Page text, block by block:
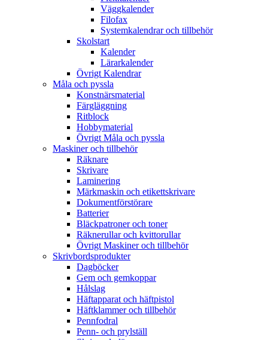
Väggkalender
Filofax
Systemkalendrar och tillbehör
Skolstart
Kalender
Lärarkalender
Övrigt Kalendrar
Måla och pyssla
Konstnärsmaterial
Färgläggning
Ritblock
Hobbymaterial
Övrigt Måla och pyssla
Maskiner och tillbehör
Räknare
Skrivare
Laminering
Märkmaskin och etikettskrivare
Dokumentförstörare
Batterier
Bläckpatroner och toner
Räknerullar och kvittorullar
Övrigt Maskiner och tillbehör
Skrivbordsprodukter
Dagböcker
Gem och gemkoppar
Hålslag
Häftapparat och häftpistol
Häftklammer och tillbehör
Pennfodral
Penn- och prylställ